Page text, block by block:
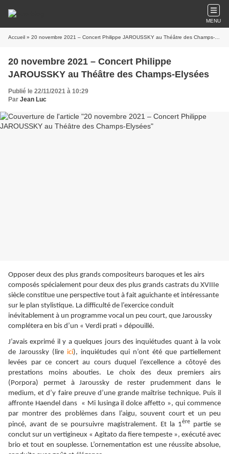
MENU
Accueil » 20 novembre 2021 – Concert Philippe JAROUSSKY au Théâtre des Champs-Elysées
20 novembre 2021 – Concert Philippe
JAROUSSKY au Théâtre des Champs-Elysées
Publié le 22/11/2021 à 10:29
Par Jean Luc
Opposer deux des plus grands compositeurs baroques et les airs
composés spécialement pour deux des plus grands castrats du XVIIIe
siècle constitue une perspective tout à fait aguichante et intéressante
sur le plan stylistique. La difficulté de l’exercice conduit
inévitablement à un programme vocal un peu court, que Jaroussky
complétera en bis d’un « Verdi prati » dépouillé.
J’avais exprimé il y a quelques jours des inquiétudes quant à la voix
de Jaroussky (lire ici), inquiétudes qui n’ont été que partiellement
levées par ce concert au cours duquel l’excellence a côtoyé des
prestations moins abouties. Le choix des deux premiers airs
(Porpora) permet à Jaroussky de rester prudemment dans le
medium, et d’y faire preuve d’une grande maîtrise technique. Puis il
affronte Haendel dans « Mi lusinga il dolce affetto », qui commence
par montrer des problèmes dans l’aigu, souvent court et un peu
pincé, avant de se poursuivre magistralement. Et la 1èrepartie se
conclut sur un vertigineux « Agitato da fiere tempeste », exécuté avec
brio et tout en souplesse. L’ornementation est une réussite absolue,